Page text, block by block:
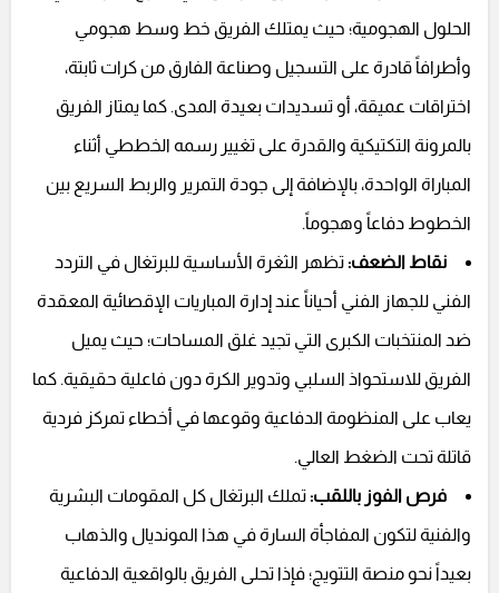
الحلول الهجومية؛ حيث يمتلك الفريق خط وسط هجومي
وأطرافاً قادرة على التسجيل وصناعة الفارق من كرات ثابتة،
اختراقات عميقة، أو تسديدات بعيدة المدى. كما يمتاز الفريق
بالمرونة التكتيكية والقدرة على تغيير رسمه الخططي أثناء
المباراة الواحدة، بالإضافة إلى جودة التمرير والربط السريع بين
الخطوط دفاعاً وهجوماً.
نقاط الضعف:تظهر الثغرة الأساسية للبرتغال في التردد
الفني للجهاز الفني أحياناً عند إدارة المباريات الإقصائية المعقدة
ضد المنتخبات الكبرى التي تجيد غلق المساحات؛ حيث يميل
الفريق للاستحواذ السلبي وتدوير الكرة دون فاعلية حقيقية. كما
يعاب على المنظومة الدفاعية وقوعها في أخطاء تمركز فردية
قاتلة تحت الضغط العالي.
فرص الفوز باللقب:تملك البرتغال كل المقومات البشرية
والفنية لتكون المفاجأة السارة في هذا المونديال والذهاب
بعيداً نحو منصة التتويج؛ فإذا تحلى الفريق بالواقعية الدفاعية